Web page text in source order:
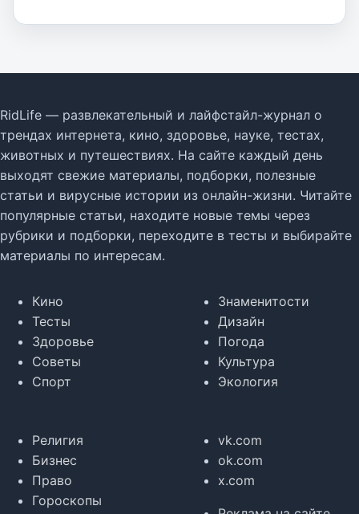
RidLife — развлекательный и лайфстайл-журнал о
трендах интернета, кино, здоровье, науке, тестах,
животных и путешествиях. На сайте каждый день
выходят свежие материалы, подборки, полезные
статьи и вирусные истории из онлайн-жизни. Читайте
популярные статьи, находите новые темы через
рубрики и подборки, переходите в тесты и выбирайте
материалы по интересам.
Кино
Тесты
Здоровье
Советы
Спорт
Знаменитости
Дизайн
Погода
Культура
Экология
Религия
Бизнес
Право
Гороскопы
vk.com
ok.com
x.com